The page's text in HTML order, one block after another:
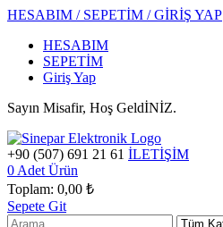
HESABIM / SEPETİM / GİRİŞ YAP
HESABIM
SEPETİM
Giriş Yap
Sayın Misafir, Hoş GeldİNİZ.
+90 (507) 691 21 61 İLETİŞİM
0 Adet Ürün
Toplam: 0,00 ₺
Sepete Git